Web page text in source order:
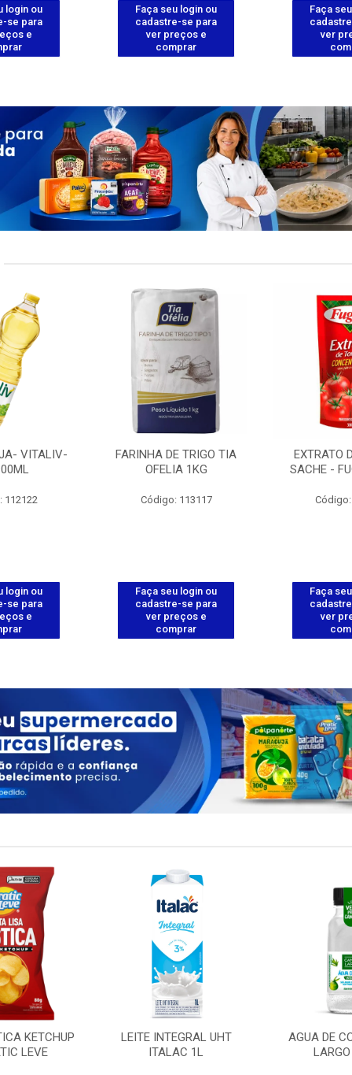
login ou
se para
e
Faça seu login ou
cadastre-se para
ver preços e
comprar
Faça
ver
VITALIV-
112122
login ou
se para
e
FARINHA DE TRIGO TIA
OFELIA 1KG
Código: 113117
Faça seu login ou
cadastre-se para
ver preços e
comprar
EXTRATO
SACHE -
Faça
ver
KETCHUP
LEVE
LEITE INTEGRAL UHT
ITALAC 1L
AGUA DE